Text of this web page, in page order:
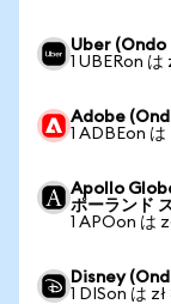
Uber (Ondo
1 UBERon は
Adobe
1 ADBEon
Apollo
ポーランド
1 APOon は
Disney
1 DISon は